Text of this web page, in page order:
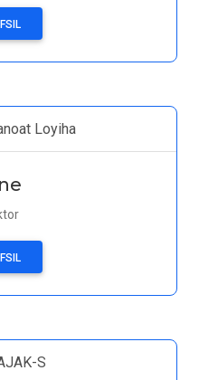
Loyiha
S